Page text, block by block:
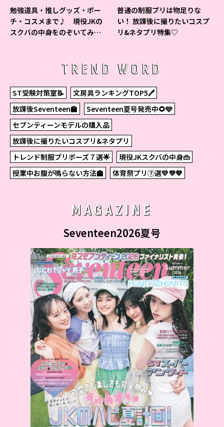
勉強道具・推しグッズ・ポー
チ・コスメまで♪ 現役JKの
スクバの中身をのぞいてみ
普通の制服プリは物足りな
い！ 放課後に撮りたいコスプ
リ&ネタプリ特集♡
TREND WORD
ST受験対策室📝
文房具ランキングTOP5🖊
放課後Seventeen🏫
Seventeen夏号発売中🌻🩵
セブンティーンモデルの購入品
放課後に撮りたいコスプリ&ネタプリ
トレンド制服プリポーズ７選🌟
現役JKスクバの中身👜
授業中お腹が鳴らない方法🏫
体育祭プリ⑦選💛💜💙
MAGAZINE
Seventeen2026夏号